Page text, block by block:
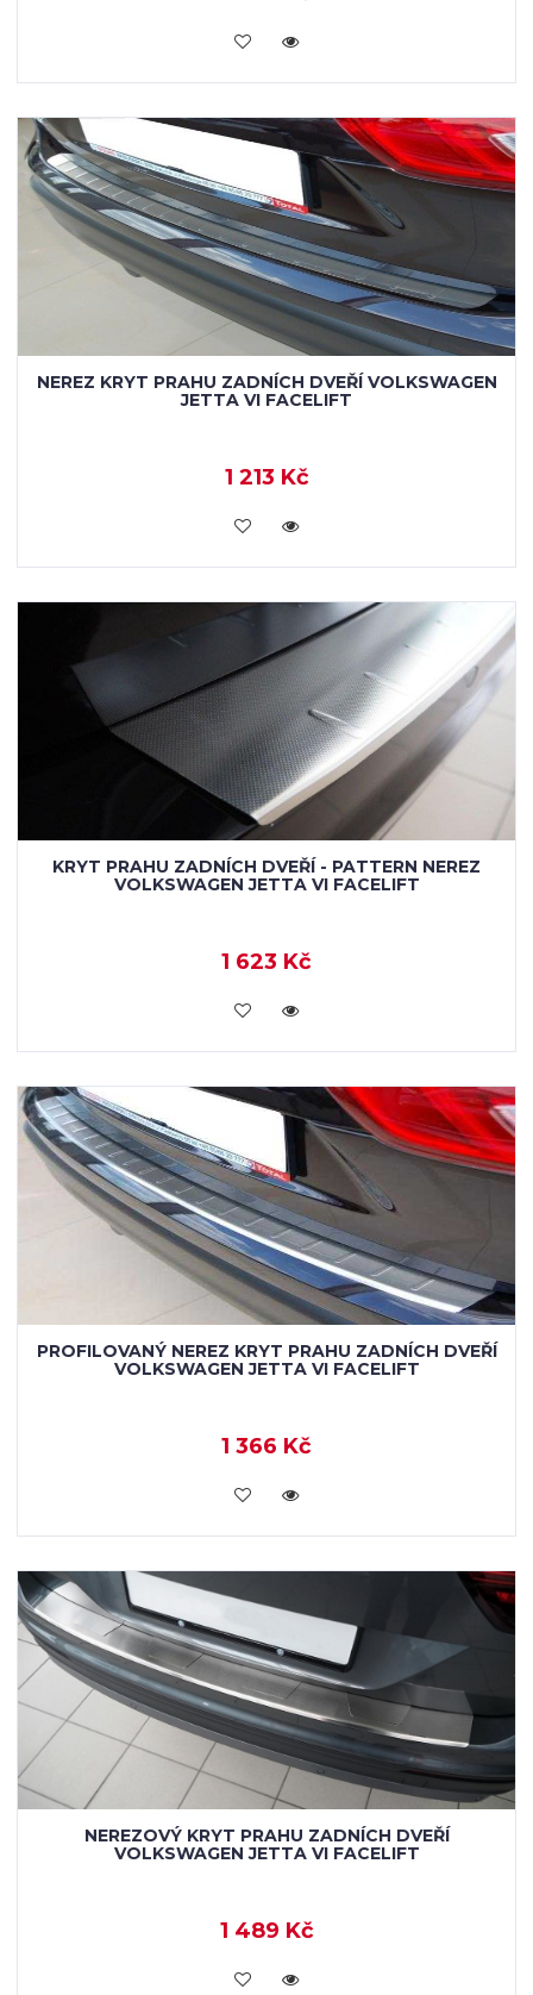
KOUPIT
NEREZ KRYT PRAHU ZADNÍCH DVEŘÍ VOLKSWAGEN
JETTA VI FACELIFT
1 213 Kč
KOUPIT
KRYT PRAHU ZADNÍCH DVEŘÍ - PATTERN NEREZ
VOLKSWAGEN JETTA VI FACELIFT
1 623 Kč
KOUPIT
PROFILOVANÝ NEREZ KRYT PRAHU ZADNÍCH DVEŘÍ
VOLKSWAGEN JETTA VI FACELIFT
1 366 Kč
KOUPIT
NEREZOVÝ KRYT PRAHU ZADNÍCH DVEŘÍ
VOLKSWAGEN JETTA VI FACELIFT
1 489 Kč
KOUPIT